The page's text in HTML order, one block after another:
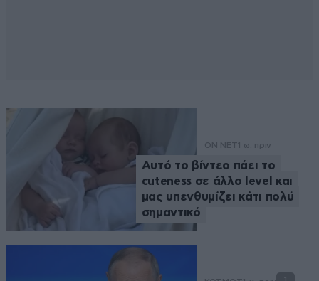
ON NET 1 ω. πριν
Αυτό το βίντεο πάει το
cuteness σε άλλο level και
μας υπενθυμίζει κάτι πολύ
σημαντικό